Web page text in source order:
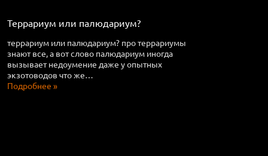
Террариум или палюдариум?
террариум или палюдариум? про террариумы
знают все, а вот слово палюдариум иногда
вызывает недоумение даже у опытных
экзотоводов что же…
Подробнее »